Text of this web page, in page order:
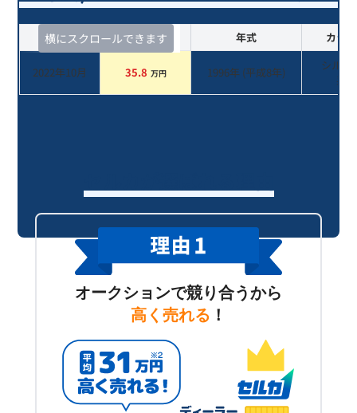
横にスクロールできます
査定時期 セルカ実績 年式 カラー
2022年10月 35.8 万円 1996年 (平成8年)
シルバ
系
オークションで競り合うから
高く売れる ！